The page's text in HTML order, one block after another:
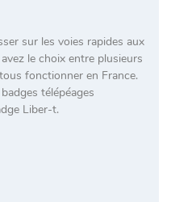
sur les voies rapides aux
le choix entre plusieurs
fonctionner en France.
télépéages
Liber-t.